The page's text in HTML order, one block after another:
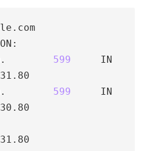
599
     IN
599
     IN